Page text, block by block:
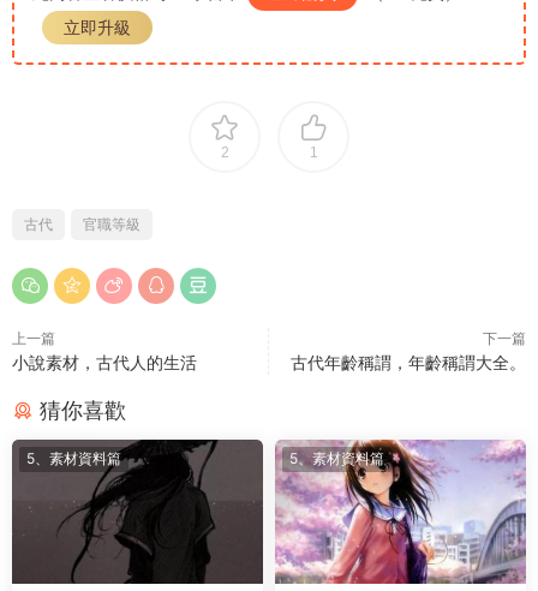
立即升級
2 1
古代 官職等級
上一篇
小說素材，古代人的生活
下一篇
古代年齡稱謂，年齡稱謂大全。
猜你喜歡
5、素材資料篇 5、素材資料篇